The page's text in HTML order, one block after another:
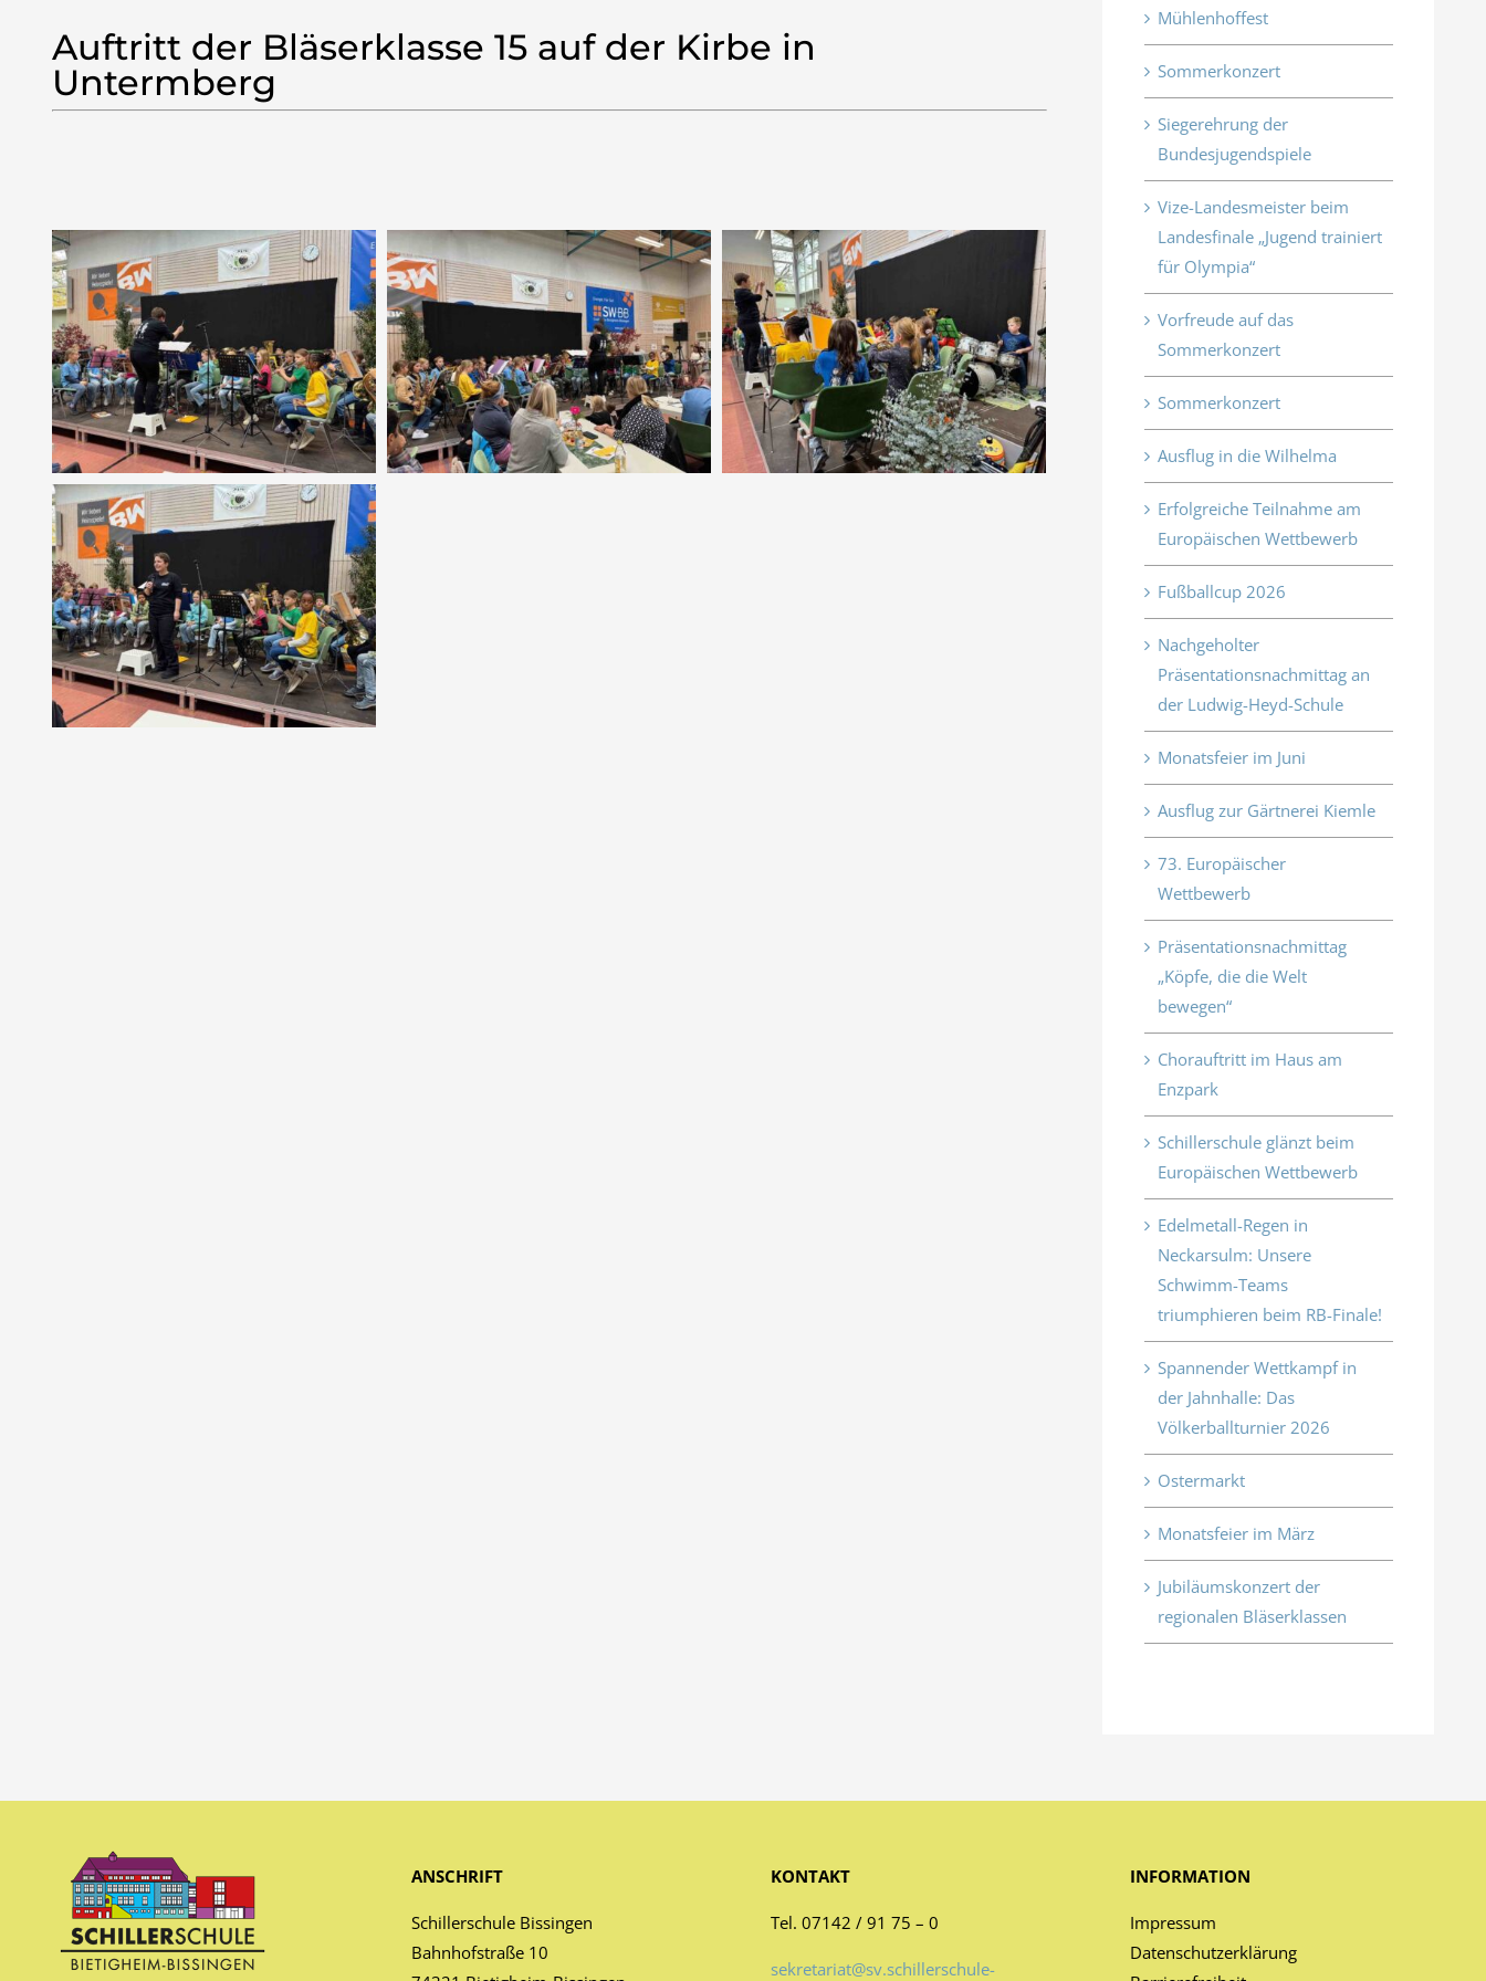
Auftritt der Bläserklasse 15 auf der Kirbe in
Untermberg
Mühlenhoffest
Sommerkonzert
Siegerehrung der
Bundesjugendspiele
Vize-Landesmeister beim
Landesfinale „Jugend trainiert
für Olympia“
Vorfreude auf das
Sommerkonzert
Sommerkonzert
Ausflug in die Wilhelma
Erfolgreiche Teilnahme am
Europäischen Wettbewerb
Fußballcup 2026
Nachgeholter
Präsentationsnachmittag an
der Ludwig-Heyd-Schule
Monatsfeier im Juni
Ausflug zur Gärtnerei Kiemle
73. Europäischer
Wettbewerb
Präsentationsnachmittag
„Köpfe, die die Welt
bewegen“
Chorauftritt im Haus am
Enzpark
Schillerschule glänzt beim
Europäischen Wettbewerb
Edelmetall-Regen in
Neckarsulm: Unsere
Schwimm-Teams
triumphieren beim RB-Finale!
Spannender Wettkampf in
der Jahnhalle: Das
Völkerballturnier 2026
Ostermarkt
Monatsfeier im März
Jubiläumskonzert der
regionalen Bläserklassen
ANSCHRIFT
Schillerschule Bissingen
Bahnhofstraße 10
KONTAKT
Tel. 07142 / 91 75 – 0
sekretariat@sv.schillerschule-
INFORMATION
Impressum
Datenschutzerklärung